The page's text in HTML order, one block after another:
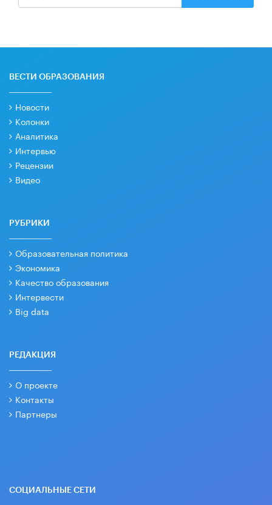
ВЕСТИ ОБРАЗОВАНИЯ
Новости
Колонки
Аналитика
Интервью
Рецензии
Видео
РУБРИКИ
Образовательная политика
Экономика
Качество образования
Интервести
Big data
РЕДАКЦИЯ
О проекте
Контакты
Партнеры
СОЦИАЛЬНЫЕ СЕТИ